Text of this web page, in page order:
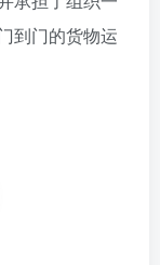
到门的货物运